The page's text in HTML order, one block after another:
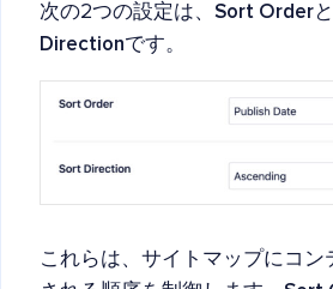
次の2つの設定は、 Sort Orderと
Directionです。
これらは、サイトマップにコン